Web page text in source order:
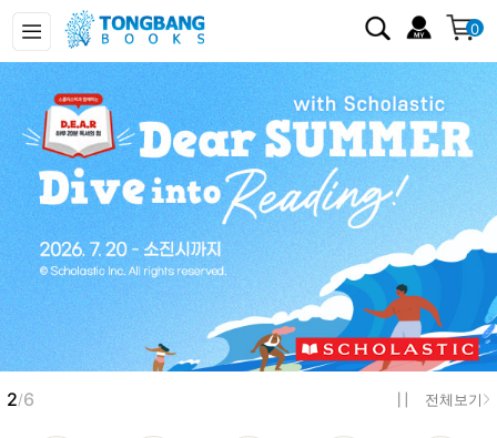
0
2/6 전체보기